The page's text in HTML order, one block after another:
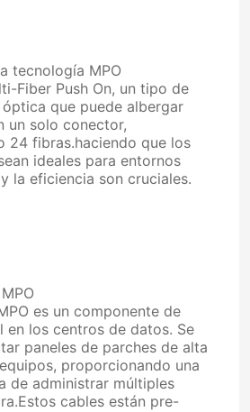
tecnología MPO
Fiber Push On, un tipo de
que puede albergar
un solo conector,
24 fibras.haciendo que los
ideales para entornos
la eficiencia son cruciales.
es un componente de
en los centros de datos. Se
paneles de parches de alta
proporcionando una
de administrar múltiples
cables están pre-